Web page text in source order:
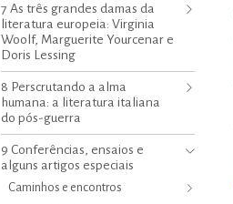
7 As três grandes damas da
literatura europeia: Virginia
Woolf, Marguerite Yourcenar e
Doris Lessing
8 Perscrutando a alma
humana: a literatura italiana
do pós-guerra
9 Conferências, ensaios e
alguns artigos especiais
Caminhos e encontros